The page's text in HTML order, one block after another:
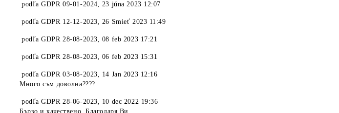
podľaGDPR 09-01-2024, 23 júna 2023 12:07
podľaGDPR 12-12-2023, 26 Smieť 2023 11:49
podľaGDPR 28-08-2023, 08 feb 2023 17:21
podľaGDPR 28-08-2023, 06 feb 2023 15:31
podľaGDPR 03-08-2023, 14 Jan 2023 12:16
Много съм доволна????
podľaGDPR 28-06-2023, 10 dec 2022 19:36
Бързо и качествено. Благодаря Ви.